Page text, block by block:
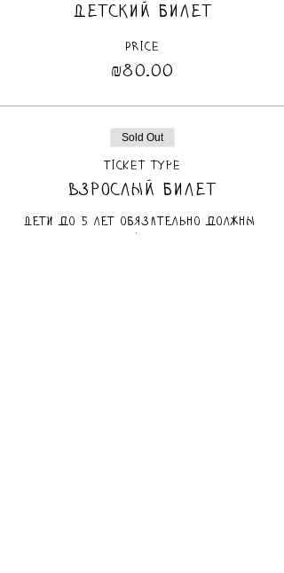
Детский билет
Price
₪80.00
Sold Out
Ticket type
Взрослый билет
Дети до 5 лет обязательно должны